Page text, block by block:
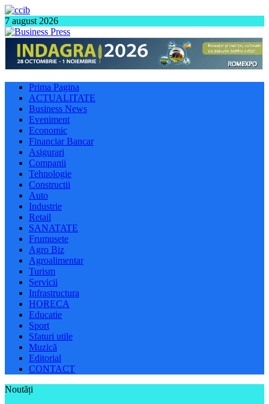
7 august 2026
Prima Pagina
ACTUALITATE
Business News
Eveniment
Economic
Financiar Bancar
Asigurari
Companii
Tehnologie
Constructii
Auto
Industrie
Retail
SANATATE
Frumusete
Agro Biz
Agroalimentar
Turism
Servicii
Infrastructura
HORECA
Educatie
Sport
Sfaturi utile
Muzică
Editorial
CONTACT
Noutăți